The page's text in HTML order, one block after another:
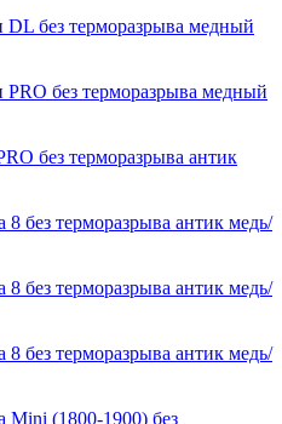
без терморазрыва медный
без терморазрыва медный
без терморазрыва антик
без терморазрыва антик медь/
без терморазрыва антик медь/
без терморазрыва антик медь/
Mini (1800-1900) без